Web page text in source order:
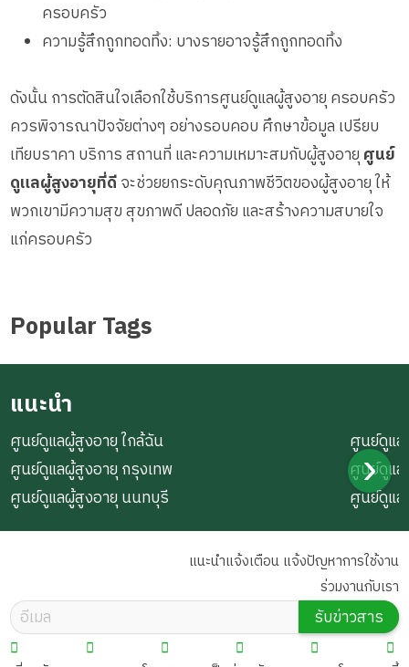
ครอบครัว
ความรู้สึกถูกทอดทิ้ง: บางรายอาจรู้สึกถูกทอดทิ้ง
ดังนั้น การตัดสินใจเลือกใช้บริการศูนย์ดูแลผู้สูงอายุ ครอบครัว
ควรพิจารณาปัจจัยต่างๆ อย่างรอบคอบ ศึกษาข้อมูล เปรียบ
เทียบราคา บริการ สถานที่ และความเหมาะสมกับผู้สูงอายุศูนย์
ดูแลผู้สูงอายุที่ดีจะช่วยยกระดับคุณภาพชีวิตของผู้สูงอายุ ให้
พวกเขามีความสุข สุขภาพดี ปลอดภัย และสร้างความสบายใจ
แก่ครอบครัว
Popular Tags
แนะนำ
ศูนย์ดูแลผู้สูงอายุ ใกล้ฉัน
ศูนย์ดูแลผู้สูงอายุ กรุงเทพ
ศูนย์ดูแลผู้สูงอายุ นนทบุรี
ศูนย์ดูแ
ศูนย์ดูแล
ศูนย์ดูแ
แนะนำแจ้งเตือน แจ้งปัญหาการใช้งาน
ร่วมงานกับเรา
รับข่าวสาร